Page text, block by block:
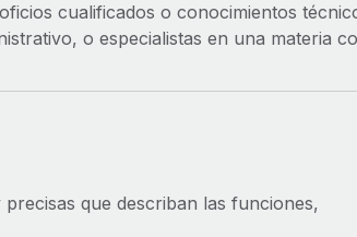
cualificados o conocimientos
o especialistas en una materia
que describan las funciones,